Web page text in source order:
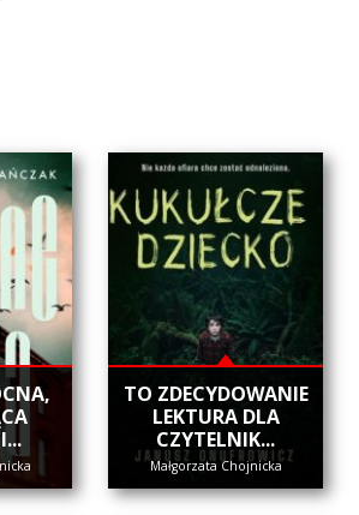
​TO ZDECYDOWANIE
LEKTURA DLA
CZYTELNIK...
Małgorzata Chojnicka